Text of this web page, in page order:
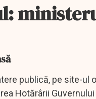
publică, pe site-ul
Hotărârii